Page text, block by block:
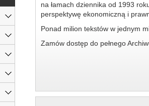
na łamach dziennika od 1993
perspektywę ekonomiczną i
Ponad milion tekstów w jednym
Zamów dostęp do pełnego